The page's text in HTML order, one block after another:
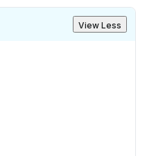
View Less